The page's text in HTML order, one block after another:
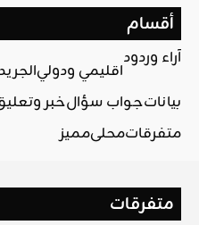
أقسام
آراء وردود
اقليمي ودولي
بياناتجواب سؤالخبر
متفرقاتمحليمميز
متفرقات